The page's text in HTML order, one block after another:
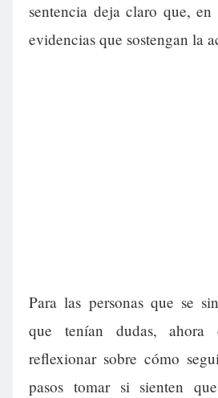
sentencia deja claro que, en
evidencias que sostengan la
Para las personas que se
que tenían dudas, ahora
reflexionar sobre cómo
pasos tomar si sienten